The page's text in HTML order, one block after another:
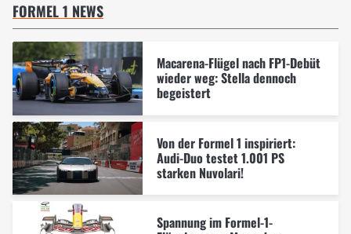
FORMEL 1 NEWS
Macarena-Flügel nach FP1-Debüt
wieder weg: Stella dennoch
begeistert
Von der Formel 1 inspiriert:
Audi-Duo testet 1.001 PS
starken Nuvolari!
Spannung im Formel-1-